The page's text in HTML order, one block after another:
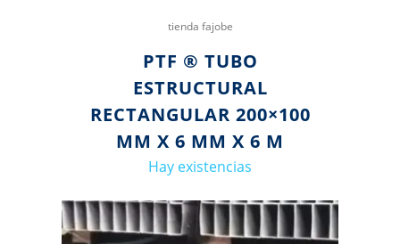
tienda fajobe
PTF ® TUBO
ESTRUCTURAL
RECTANGULAR 200×100
MM X 6 MM X 6 M
Hay existencias